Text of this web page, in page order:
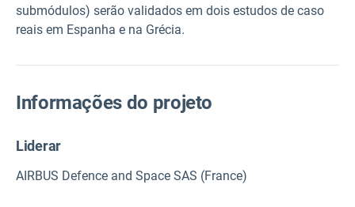
submódulos) serão validados em dois estudos de caso
reais em Espanha e na Grécia.
Informações do projeto
Liderar
AIRBUS Defence and Space SAS (France)